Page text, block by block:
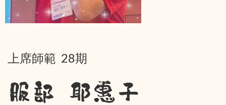
上席師範 28期
服部 耶惠子